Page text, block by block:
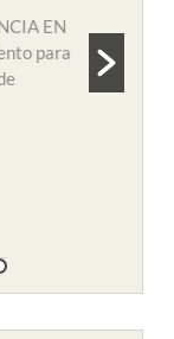
consecución
de